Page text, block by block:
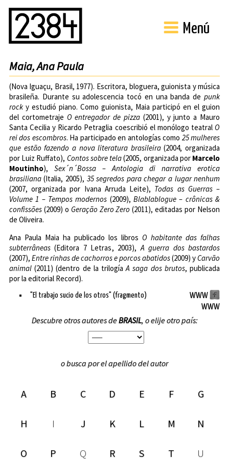
Menú
Maia, Ana Paula
(Nova Iguaçu, Brasil, 1977). Escritora, bloguera, guionista y música
brasileña. Durante su adolescencia tocó en una banda depunk
rocky estudió piano. Como guionista, Maia participó en el guion
del cortometraje O entregador de pizza (2001), y junto a Mauro
Santa Cecilia y Ricardo Petraglia coescribió el monólogo teatral O
rei dos escombros. Ha participado en antologías como 25 mulheres
que estão fazendo a nova literatura brasileira(2004, organizada
por Luiz Ruffato), Contos sobre tela(2005, organizada por Marcelo
Moutinho), Sex´n´Bossa – Antologia di narrativa erotica
brasiliana(Italia, 2005), 35 segredos para chegar a lugar nenhum
(2007, organizada por Ivana Arruda Leite), Todas as Guerras –
Volume 1 – Tempos modernos (2009),Blablablogue – crônicas &
confissões(2009) o Geração Zero Zero (2011), editadas por Nelson
de Oliveira.
Ana Paula Maia ha publicado los libros O habitante das falhas
subterrâneas(Editora 7 Letras, 2003),A guerra dos bastardos
(2007), Entre rinhas de cachorros e porcos abatidos(2009) yCarvão
animal(2011) (dentro de la trilogíaA saga dos brutos, publicada
por la editorial Record).
"El trabajo sucio de los otros" (fragmento)
WWW
WWW
Descubre otros autores deBRASIL, o elije otro país:
o busca por el apellido del autor
A B C D E F G
H I J K L M N
O P Q R S T U